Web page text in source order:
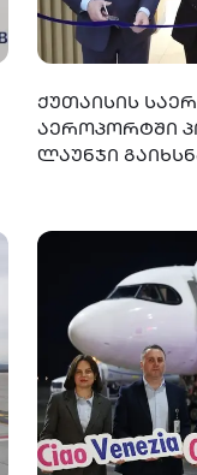
ᲥᲣᲗᲐᲘᲡᲘᲡ
ᲐᲔᲠᲝᲞᲝᲠᲢᲨᲘ
ᲚᲐᲣᲜᲯᲘ